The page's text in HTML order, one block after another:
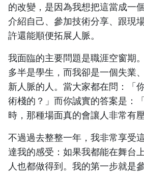
的改變，是因為我想把這當成一
介紹自己、參加技術分享、跟現
許還能順便拓展人脈。
我面臨的主要問題是職涯空窗期
多半是學生，而我卻是一個失業
新人脈的人。當大家都在問：「
術棧的？」而你誠實的答案是：
時，那種場面真的會讓人非常有壓
不過過去整整一年，我非常享受
達我的感受：如果我都能在舞台
人也都做得到。我的第一步就是